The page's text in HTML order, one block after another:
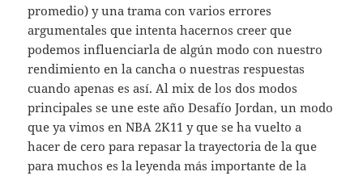
promedio) y una trama con varios errores
argumentales que intenta hacernos creer que
podemos influenciarla de algún modo con nuestro
rendimiento en la cancha o nuestras respuestas
cuando apenas es así. Al mix de los dos modos
principales se une este año Desafío Jordan, un modo
que ya vimos en NBA 2K11 y que se ha vuelto a
hacer de cero para repasar la trayectoria de la que
para muchos es la leyenda más importante de la